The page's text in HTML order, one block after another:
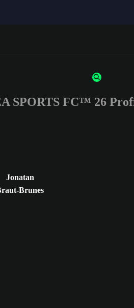
3 Zeichen oder Ziffern ein
SPORTS FC™ 26
Jonatan
Brunes